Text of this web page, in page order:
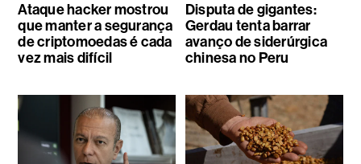
Ataque hacker mostrou
que manter a segurança
de criptomoedas é cada
vez mais difícil
Disputa de gigantes:
Gerdau tenta barrar
avanço de siderúrgica
chinesa no Peru